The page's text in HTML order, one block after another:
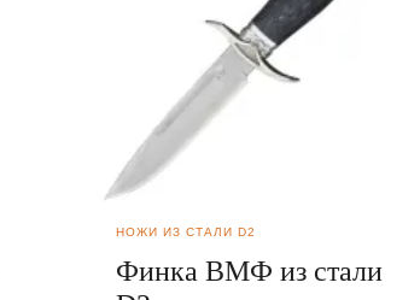
НОЖИ ИЗ СТАЛИ D2
Финка ВМФ из стали